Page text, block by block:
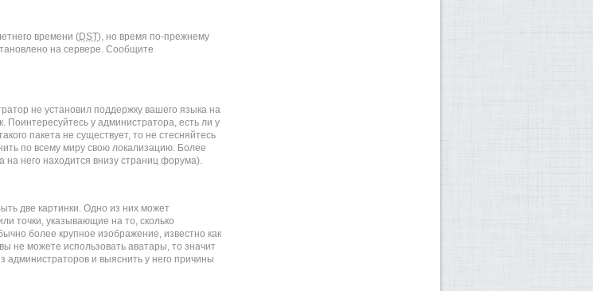
времени (DST), но время по-прежнему
на сервере. Сообщите
не установил поддержку вашего языка на
у администратора, есть ли у
пакета не существует, то не стесняйтесь
по всему миру свою локализацию. Более
него находится внизу страниц форума).
две картинки. Одно из них может
точки, указывающие на то, сколько
более крупное изображение, известно как
не можете использовать аватары, то значит
и выяснить у него причины